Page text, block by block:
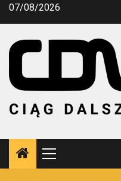
Przejdź
07/08/2026
Menu
główne